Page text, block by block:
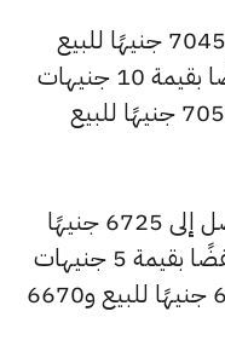
وانخفض سعر عيار 22 ليصل إلى 7045 جنيهًا للبيع
و6980 جنيهًا للشراء، بعد انخفاضًا بقيمة 10 جنيهات
مقارنة بالسعر السابق الذي بلغ 7050 جنيهًا للبيع
وسجل سعر عيار 21 انخفاضًا ليصل إلى 6725 جنيهًا
للبيع و6665 جنيهًا للشراء، منخفضًا بقيمة 5 جنيهات
عن السعر السابق الذي كان 6730 جنيهًا للبيع و6670